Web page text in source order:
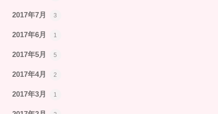
2017年7月 3
2017年6月 1
2017年5月 5
2017年4月 2
2017年3月 1